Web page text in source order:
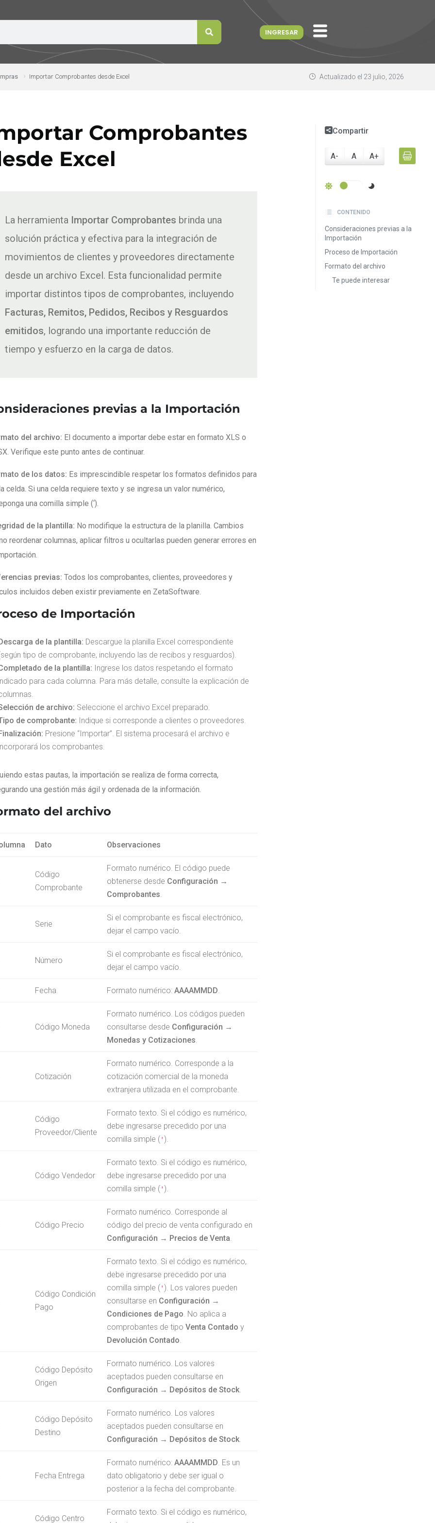
INGRESAR
Importar Comprobantes desde Excel Actualizado el 23 julio, 2026
Comprobantes
Excel
La herramienta Importar Comprobantes brinda una
solución práctica y efectiva para la integración de
movimientos de clientes y proveedores directamente
desde un archivo Excel. Esta funcionalidad permite
importar distintos tipos de comprobantes, incluyendo
Facturas, Remitos, Pedidos, Recibos y Resguardos
emitidos, logrando una importante reducción de
tiempo y esfuerzo en la carga de datos.
previas a la Importación
del archivo: El documento a importar debe estar en formato XLS o
Verifique este punto antes de continuar.
de los datos: Es imprescindible respetar los formatos definidos para
celda. Si una celda requiere texto y se ingresa un valor numérico,
una comilla simple (‘).
de la plantilla: No modifique la estructura de la planilla. Cambios
reordenar columnas, aplicar filtros u ocultarlas pueden generar errores en
previas: Todos los comprobantes, clientes, proveedores y
incluidos deben existir previamente en ZetaSoftware.
de Importación
de la plantilla: Descargue la planilla Excel correspondiente
tipo de comprobante, incluyendo las de recibos y resguardos).
de la plantilla: Ingrese los datos respetando el formato
para cada columna. Para más detalle, consulte la explicación de
de archivo: Seleccione el archivo Excel preparado.
de comprobante: Indique si corresponde a clientes o proveedores.
Presione “Importar”. El sistema procesará el archivo e
los comprobantes.
estas pautas, la importación se realiza de forma correcta,
una gestión más ágil y ordenada de la información.
del archivo
Dato Observaciones
Código
Comprobante
Formato numérico. El código puede
obtenerse desde Configuración →
Comprobantes
Serie
Si el comprobante es fiscal electrónico,
dejar el campo vacío.
Número
Si el comprobante es fiscal electrónico,
dejar el campo vacío.
Fecha Formato numérico: AAAAMMDD
Código Moneda
Formato numérico. Los códigos pueden
consultarse desde Configuración →
Monedas y Cotizaciones
Cotización
Formato numérico. Corresponde a la
cotización comercial de la moneda
extranjera utilizada en el comprobante.
Código
Proveedor/Cliente
Formato texto. Si el código es numérico,
debe ingresarse precedido por una
comilla simple (').
Código Vendedor
Formato texto. Si el código es numérico,
debe ingresarse precedido por una
comilla simple (').
Código Precio
Formato numérico. Corresponde al
código del precio de venta configurado en
Configuración → Precios de Venta
Código Condición
Pago
Formato texto. Si el código es numérico,
debe ingresarse precedido por una
comilla simple ('). Los valores pueden
consultarse en Configuración →
Condiciones de Pago . No aplica a
comprobantes de tipo Venta Contado y
Devolución Contado
Código Depósito
Origen
Formato numérico. Los valores
aceptados pueden consultarse en
Configuración → Depósitos de Stock.
Código Depósito
Destino
Formato numérico. Los valores
aceptados pueden consultarse en
Configuración → Depósitos de Stock.
Fecha Entrega
Formato numérico: AAAAMMDD . Es un
dato obligatorio y debe ser igual o
posterior a la fecha del comprobante.
Código Centro
Formato texto. Si el código es numérico,
Compartir
A- A A+
CONTENIDO
Consideraciones previas a la
Importación
Proceso de Importación
Formato del archivo
Te puede interesar